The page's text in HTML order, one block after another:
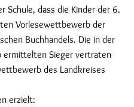
Schule, dass die Kinder der 6.
Vorlesewettbewerb der
Buchhandels. Die in der
ermittelten Sieger vertraten
des Landkreises
erzielt: